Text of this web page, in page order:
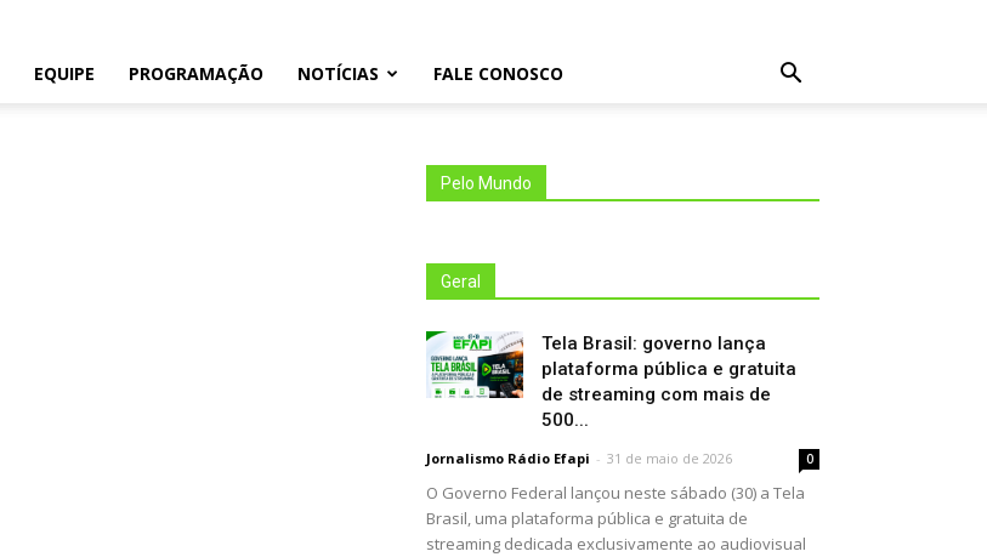
105.1
EQUIPE PROGRAMAÇÃO NOTÍCIAS FALE CONOSCO
Pelo Mundo
Geral
Tela Brasil: governo lança
plataforma pública e gratuita
de streaming com mais de
500...
Jornalismo Rádio Efapi - 31 de maio de 2026 0
O Governo Federal lançou neste sábado (30) a Tela
Brasil, uma plataforma pública e gratuita de
streaming dedicada exclusivamente ao audiovisual